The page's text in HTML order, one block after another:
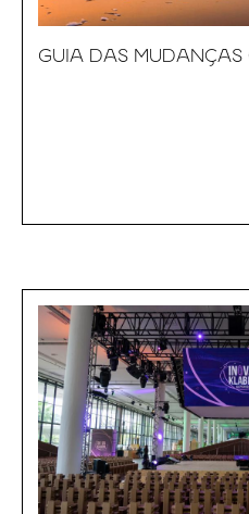
GUIA DAS MUDANÇAS